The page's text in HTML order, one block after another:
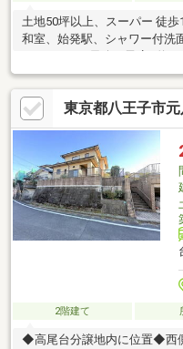
土地50坪以上、スーパー 徒歩
和室、始発駅、シャワー付洗
城山病院…約1，400ｍ・志村
1，600ｍ・城山中学校…約2
高尾台西公園…約490ｍ
東京都八王子市
2階建て
◆高尾台分譲地内に位置◆西